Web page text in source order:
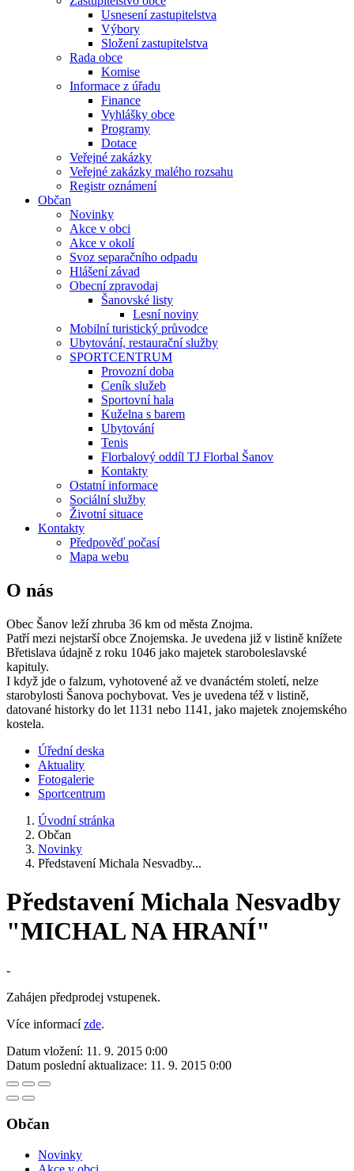
Usnesení zastupitelstva
Výbory
Složení zastupitelstva
Rada obce
Komise
Informace z úřadu
Finance
Vyhlášky obce
Programy
Dotace
Veřejné zakázky
Veřejné zakázky malého rozsahu
Registr oznámení
Občan
Novinky
Akce v obci
Akce v okolí
Svoz separačního odpadu
Hlášení závad
Obecní zpravodaj
Šanovské listy
Lesní noviny
Mobilní turistický průvodce
Ubytování, restaurační služby
SPORTCENTRUM
Provozní doba
Ceník služeb
Sportovní hala
Kuželna s barem
Ubytování
Tenis
Florbalový oddíl TJ Florbal Šanov
Kontakty
Ostatní informace
Sociální služby
Životní situace
Kontakty
Předpověď počasí
Mapa webu
O nás
Obec Šanov leží zhruba 36 km od města Znojma.
Patří mezi nejstarší obce Znojemska. Je uvedena již v listině knížete
Břetislava údajně z roku 1046 jako majetek staroboleslavské
kapituly.
I když jde o falzum, vyhotovené až ve dvanáctém století, nelze
starobylosti Šanova pochybovat. Ves je uvedena též v listině,
datované historky do let 1131 nebo 1141, jako majetek znojemského
kostela.
Úřední deska
Aktuality
Fotogalerie
Sportcentrum
Úvodní stránka
Občan
Novinky
Představení Michala Nesvadby...
Představení Michala Nesvadby
"MICHAL NA HRANÍ"
-
Zahájen předprodej vstupenek.
Více informacízde.
Datum vložení: 11. 9. 2015 0:00
Datum poslední aktualizace: 11. 9. 2015 0:00
Občan
Novinky